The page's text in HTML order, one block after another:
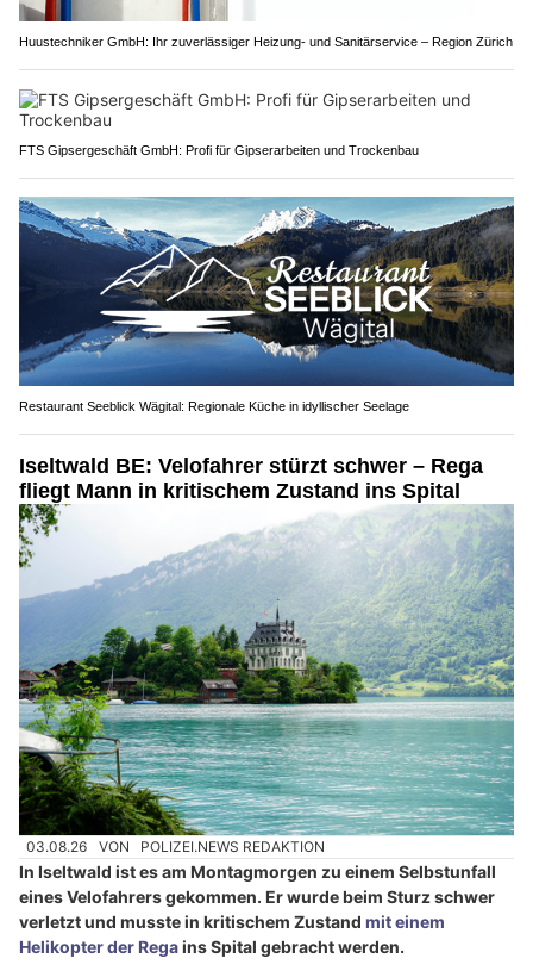
Huustechniker GmbH: Ihr zuverlässiger Heizung- und Sanitärservice – Region Zürich
FTS Gipsergeschäft GmbH: Profi für Gipserarbeiten und Trockenbau
Restaurant Seeblick Wägital: Regionale Küche in idyllischer Seelage
Iseltwald BE: Velofahrer stürzt schwer – Rega
fliegt Mann in kritischem Zustand ins Spital
03.08.26 VON POLIZEI.NEWS REDAKTION
In Iseltwald ist es am Montagmorgen zu einem Selbstunfall
eines Velofahrers gekommen. Er wurde beim Sturz schwer
verletzt und musste in kritischem Zustand mit einem
Helikopter der Regains Spital gebracht werden.